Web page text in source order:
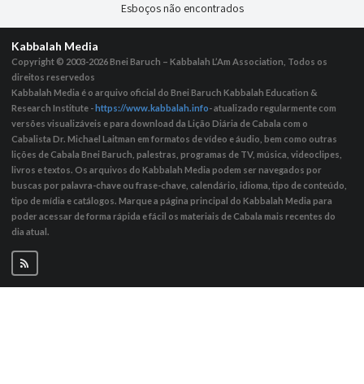
Esboços não encontrados
Kabbalah Media
Copyright © 2003-2026Bnei Baruch – Kabbalah L’Am Association, Todos os
direitos reservedos
Kabbalah Media é o arquivo oficial do Bnei Baruch Kabbalah Education &
Research Institute - https://www.kabbalah.info- atualizado regularmente com
versões visualizáveis ​​e para download da Lição Diária de Cabala com o
Cabalista Dr. Michael Laitman em formatos de vídeo e áudio, bem como outras
lições de Cabala Bnei Baruch, palestras, programas de TV, música, videoclipes,
livros e textos. Os arquivos do Kabbalah Media podem ser navegados por
buscas por palavra-chave ou frase-chave, calendário, idioma, tipo de conteúdo,
tipo de mídia e catálogos. Marque a página principal do Kabbalah Media para
poder acessar de forma rápida e fácil os materiais de Cabala mais recentes do
dia atual.